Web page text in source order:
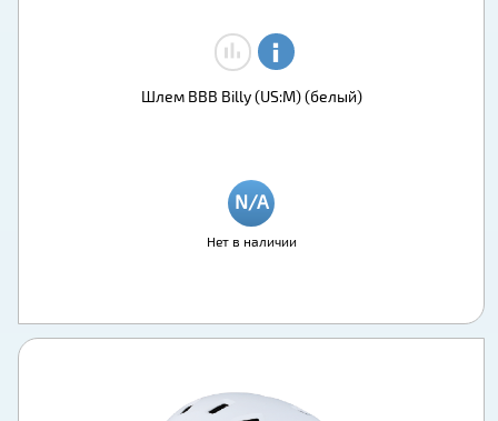
Шлем BBB Billy (US:M) (белый)
Нет в наличии